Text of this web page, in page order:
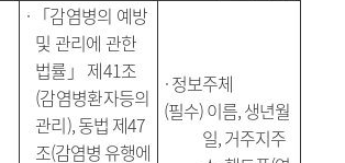
· 「감염병의 예방
및 관리에 관한
법률 」 제41조
(감염병환자등의
관리),동법 제47
조(감염병 유행에
·정보주체
(필수)이름,생년월
일,거주지주